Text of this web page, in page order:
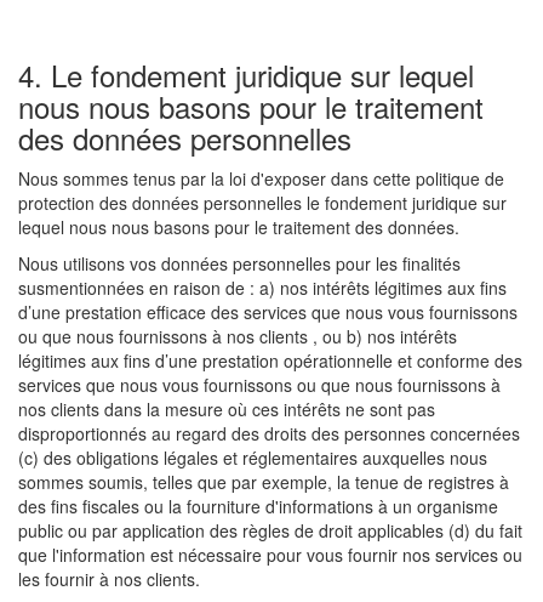
4. Le fondement juridique sur lequel
nous nous basons pour le traitement
des données personnelles
Nous sommes tenus par la loi d'exposer dans cette politique de
protection des données personnelles le fondement juridique sur
lequel nous nous basons pour le traitement des données.
Nous utilisons vos données personnelles pour les finalités
susmentionnées en raison de : a) nos intérêts légitimes aux fins
d’une prestation efficace des services que nous vous fournissons
ou que nous fournissons à nos clients , ou b) nos intérêts
légitimes aux fins d’une prestation opérationnelle et conforme des
services que nous vous fournissons ou que nous fournissons à
nos clients dans la mesure où ces intérêts ne sont pas
disproportionnés au regard des droits des personnes concernées
(c) des obligations légales et réglementaires auxquelles nous
sommes soumis, telles que par exemple, la tenue de registres à
des fins fiscales ou la fourniture d'informations à un organisme
public ou par application des règles de droit applicables (d) du fait
que l'information est nécessaire pour vous fournir nos services ou
les fournir à nos clients.